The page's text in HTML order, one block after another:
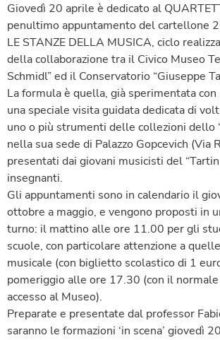
Giovedì 20 aprile è dedicato al
penultimo appuntamento del cartellone
LE STANZE DELLA MUSICA, ciclo
della collaborazione tra il Civico Museo
Schmidl” ed il Conservatorio “Giuseppe
La formula è quella, già sperimentata con
una speciale visita guidata dedicata di
uno o più strumenti delle collezioni dello
nella sua sede di Palazzo Gopcevich (Via
presentati dai giovani musicisti del
insegnanti.
Gli appuntamenti sono in calendario il
ottobre a maggio, e vengono proposti in
turno: il mattino alle ore 11.00 per gli
scuole, con particolare attenzione a
musicale (con biglietto scolastico di 1
pomeriggio alle ore 17.30 (con il
accesso al Museo).
Preparate e presentate dal professor
saranno le formazioni ‘in scena’ giovedì